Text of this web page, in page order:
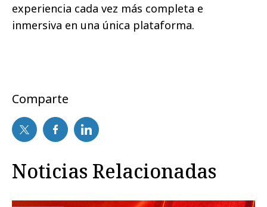
experiencia cada vez más completa e
inmersiva en una única plataforma.
Comparte
Noticias Relacionadas